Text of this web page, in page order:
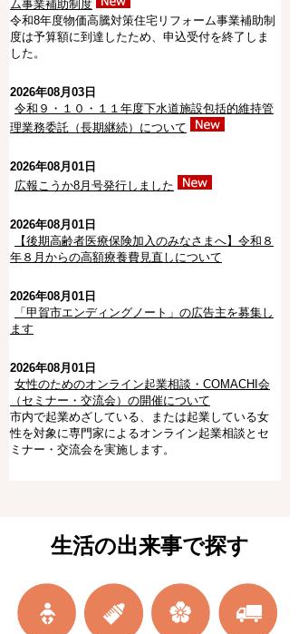
ム事業補助制度
令和8年度物価高騰対策住宅リフォーム事業補助制
度は予算額に到達したため、申込受付を終了しま
した。
2026年08月03日
令和９・１０・１１年度下水道施設包括的維持管
理業務委託（⻑期継続）について
2026年08月01日
広報こうか8月号発行しました
2026年08月01日
【後期高齢者医療保険加入のみなさまへ】令和８
年８月からの高額療養費見直しについて
2026年08月01日
「甲賀市エンディングノート」の広告主を募集し
ます
2026年08月01日
女性のためのオンライン起業相談・COMACHI会
（セミナー・交流会）の開催について
市内で起業めざしている、または起業している女
性を対象に専門家によるオンライン起業相談とセ
ミナー・交流会を実施します。
生活の出来事で探す